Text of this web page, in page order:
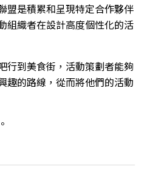
盟是積累和呈現特定合作夥伴
組織者在設計高度個性化的活
行到美食街，活動策劃者能夠
趣的路線，從而將他們的活動